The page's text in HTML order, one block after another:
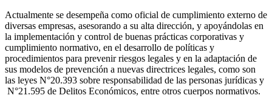
Actualmente se desempeña como oficial de cumplimiento externo de
diversas empresas, asesorando a su alta dirección, y apoyándolas en
la implementación y control de buenas prácticas corporativas y
cumplimiento normativo, en el desarrollo de políticas y
procedimientos para prevenir riesgos legales y en la adaptación de
sus modelos de prevención a nuevas directrices legales, como son
las leyes N°20.393 sobre responsabilidad de las personas jurídicas y
N°21.595 de Delitos Económicos, entre otros cuerpos normativos.